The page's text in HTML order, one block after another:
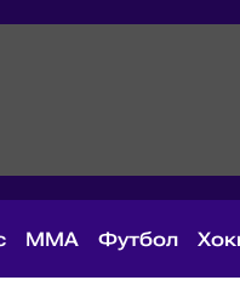
MMA Футбол